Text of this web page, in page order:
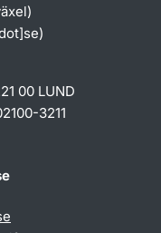
00 LUND
3211